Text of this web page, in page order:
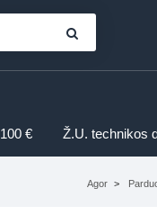
100 € Ž.U. technikos
Agor